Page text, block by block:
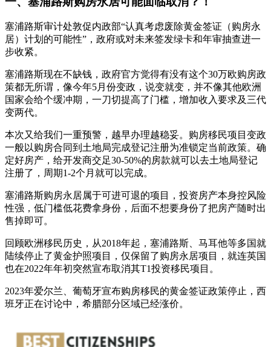
塞浦路斯审计处敦促内政部“认真考虑废除黄金签证（购房永
居）计划的可能性”，政府或对未来签发绿卡和年审抽查进一
步收紧。
塞浦路斯现在不缺钱，政府官方觉得有没有这个30万欧购房政
策都无所谓，像今年5月份变政，说变就变，并不像其他欧洲
国家会给个缓冲期，一刀切提高了门槛，增加收入要求及三代
变两代。
本次又给我们一重预警，越早办理越稳妥。购房移民项目变政
一般以购房合同到土地局完成登记注册为准锁定当前政策。确
定好房产，给开发商交足30-50%的房款就可以去土地局登记
注册了，周期1-2个月就可以完成。
塞浦路斯购房永居属于可进可退的项目，投资房产本身控风险
性强，低门槛低花费拿身份，后面不想要身份了把房产随时出
售掉即可。
回顾欧洲移民历史，从2018年起，塞浦路斯、马耳他等多国就
陆续停止了黄金护照项目，仅保留了购房永居项目，就连英国
也在2022年年初突然宣布取消其T1投资移民项目。
2023年爱尔兰、葡萄牙宣布购房移民的黄金签证政策停止，西
班牙正在讨论中，希腊部分区域已经涨价。